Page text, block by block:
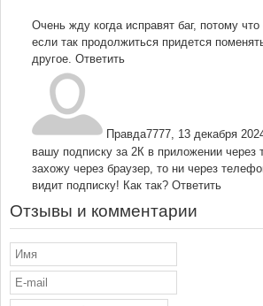
Очень жду когда исправят баг, потому
если так продолжиться придется
другое. Ответить
Правда7777, 13 декабря
вашу подписку за 2К в приложении через
захожу через браузер, то ни через
видит подписку! Как так? Ответить
Отзывы и комментарии